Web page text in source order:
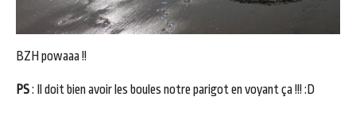
BZH powaaa !!
PS: Il doit bien avoir les boules notre parigot en voyant ça !!! :D